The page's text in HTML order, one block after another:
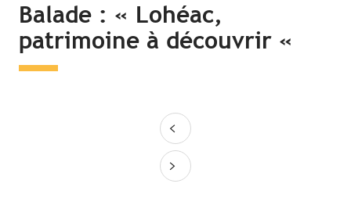
Balade : « Lohéac,
patrimoine à découvrir «